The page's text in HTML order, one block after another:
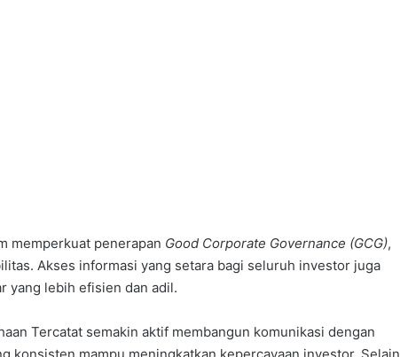
memperkuat penerapan Good Corporate Governance (GCG),
Akses informasi yang setara bagi seluruh investor juga
yang lebih efisien dan adil.
Tercatat semakin aktif membangun komunikasi dengan